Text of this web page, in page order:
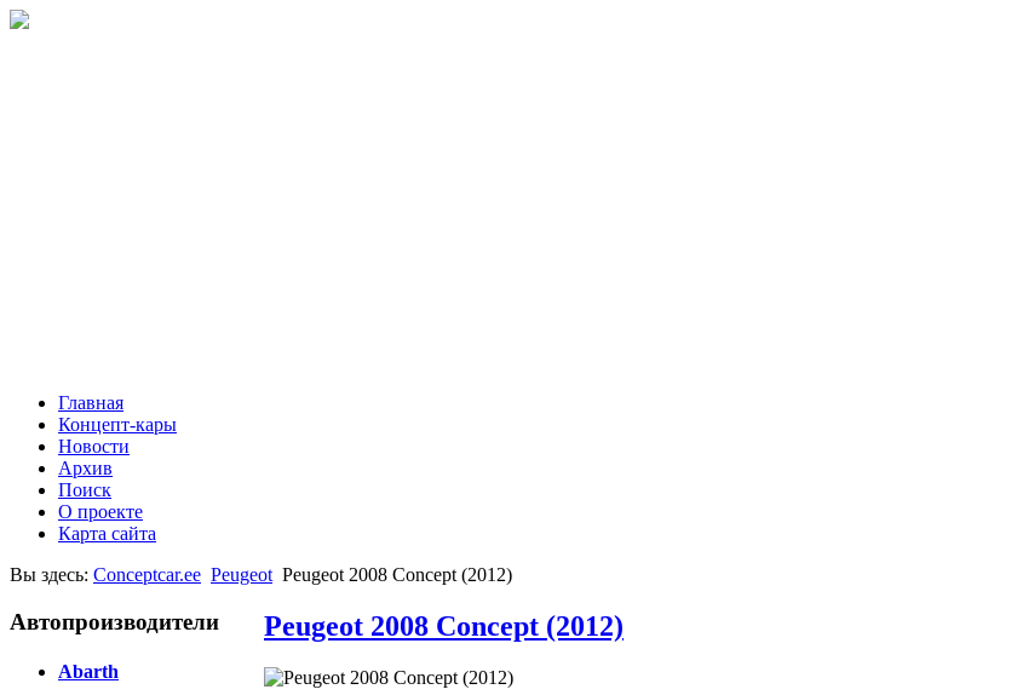
Главная
Концепт-кары
Новости
Архив
Поиск
О проекте
Карта сайта
Вы здесь: Conceptcar.ee Peugeot Peugeot 2008 Concept (2012)
Автопроизводители
Abarth
Peugeot 2008 Concept (2012)